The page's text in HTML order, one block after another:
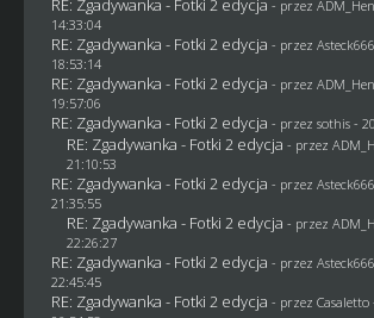
RE: Zgadywanka - Fotki 2 edycja - przez
14:33:04
RE: Zgadywanka - Fotki 2 edycja - przez
18:53:14
RE: Zgadywanka - Fotki 2 edycja - przez
19:57:06
RE: Zgadywanka - Fotki 2 edycja - przez sothis-
RE: Zgadywanka - Fotki 2 edycja - przez
21:10:53
RE: Zgadywanka - Fotki 2 edycja - przez
21:35:55
RE: Zgadywanka - Fotki 2 edycja - przez
22:26:27
RE: Zgadywanka - Fotki 2 edycja - przez
22:45:45
RE: Zgadywanka - Fotki 2 edycja - przez Casaletto